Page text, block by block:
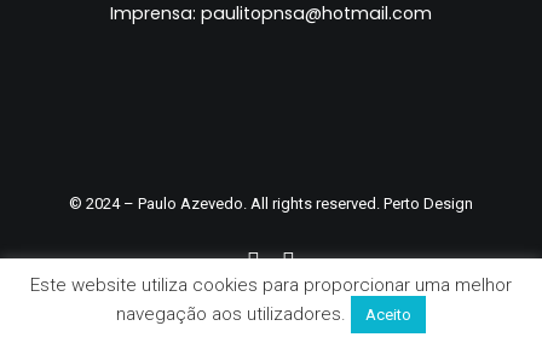
Imprensa: paulitopnsa@hotmail.com
© 2024 – Paulo Azevedo. All rights reserved. Perto Design
Este website utiliza cookies para proporcionar uma melhor
navegação aos utilizadores.
Aceito